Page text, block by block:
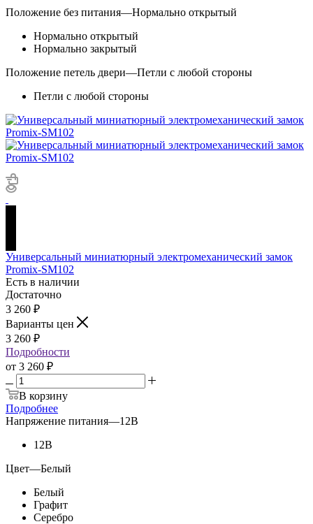
Положение без питания—Нормально открытый
Нормально открытый
Нормально закрытый
Положение петель двери—Петли с любой стороны
Петли с любой стороны
Универсальный миниатюрный электромеханический замок
Promix-SM102
Есть в наличии
Достаточно
3 260 ₽
Варианты цен
3 260 ₽
Подробности
от 3 260 ₽
В корзину
Подробнее
Напряжение питания—12В
12В
Цвет—Белый
Белый
Графит
Серебро